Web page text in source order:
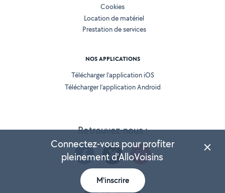
Retrouvez-nous :
Cookies
Location de matériel
Prestation de services
NOS APPLICATIONS
Télécharger l’application iOS
Télécharger l’application Android
Connectez-vous pour profiter
pleinement d'AlloVoisins
M'inscrire